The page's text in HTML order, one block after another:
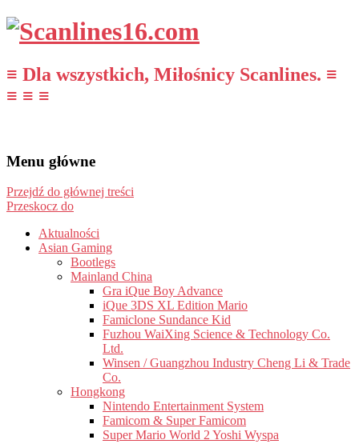
≡ Dla wszystkich, Miłośnicy Scanlines. ≡
≡ ≡ ≡
Menu główne
Przejdź do głównej treści
Przeskocz do
Aktualności
Asian Gaming
Bootlegs
Mainland China
Gra iQue Boy Advance
iQue 3DS XL Edition Mario
Famiclone Sundance Kid
Fuzhou WaiXing Science & Technology Co.
Ltd.
Winsen / Guangzhou Industry Cheng Li & Trade
Co.
Hongkong
Nintendo Entertainment System
Famicom & Super Famicom
Super Mario World 2 Yoshi Wyspa